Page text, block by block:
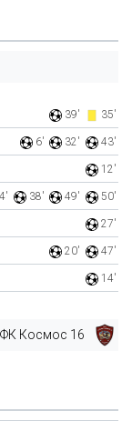
39' 35'
6' 32' 43'
12'
38' 49' 50'
27'
20' 47'
14'
ФК Космос 16